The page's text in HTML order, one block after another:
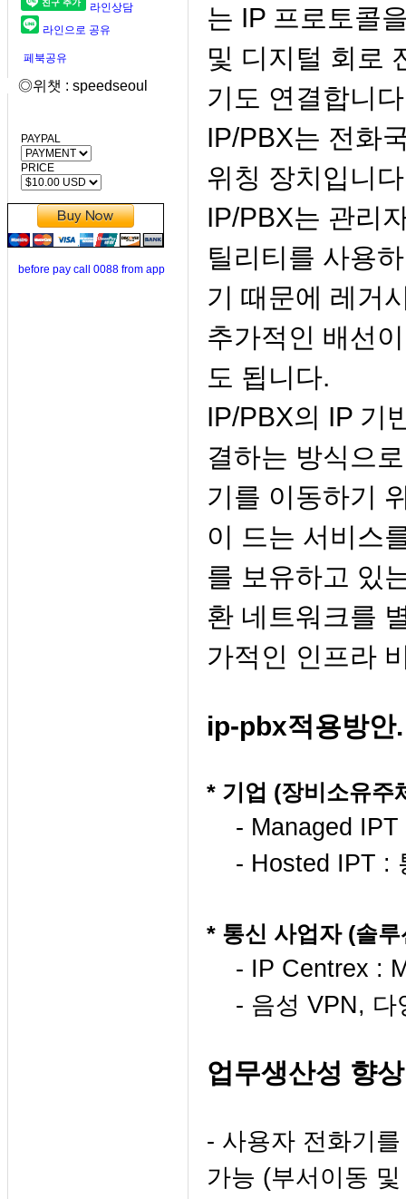
라인상담
라인으로 공유
페북공유
◎위챗 : speedseoul
PAYPAL
PRICE
before pay call 0088 from app
는 IP 프로토콜
및 디지털 회로
기도 연결합니
IP/PBX는 전화
위칭 장치입니
IP/PBX는 관리
틸리티를 사용
기 때문에 레거
추가적인 배선
도 됩니다.
IP/PBX의 IP 기
결하는 방식으
기를 이동하기
이 드는 서비스
를 보유하고 있
환 네트워크를
가적인 인프라
ip-pbx적용방안.
* 기업 (장비소유주
- Managed IPT
- Hosted IPT :
* 통신 사업자 (솔
- IP Centrex :
- 음성 VPN, 다
업무생산성 향상
- 사용자 전화기
가능 (부서이동